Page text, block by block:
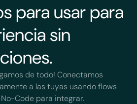
para usar para
sin
de todo! Conectamos
a las tuyas usando flows
Code para integrar.